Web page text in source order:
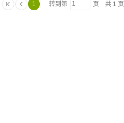
1 转到第 页 共 1 页